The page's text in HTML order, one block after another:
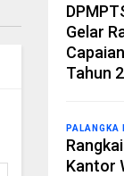
Gelar
Tahun
PALANGKA
Kantor